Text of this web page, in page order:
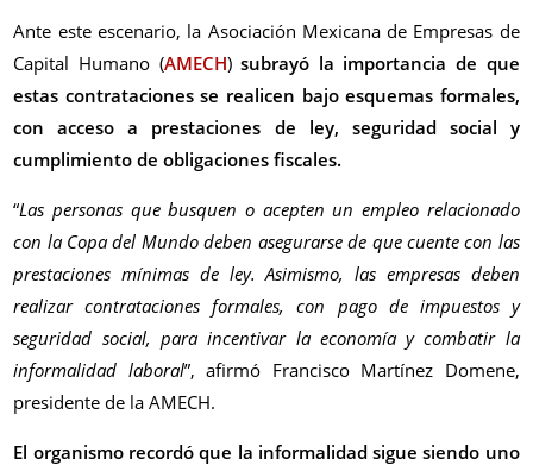
Ante este escenario, la Asociación Mexicana de Empresas de
Capital Humano (AMECH)subrayó la importancia de que
estas contrataciones se realicen bajo esquemas formales,
con acceso a prestaciones de ley, seguridad social y
cumplimiento de obligaciones fiscales.
“Las personas que busquen o acepten un empleo relacionado
con la Copa del Mundo deben asegurarse de que cuente con las
prestaciones mínimas de ley. Asimismo, las empresas deben
realizar contrataciones formales, con pago de impuestos y
seguridad social, para incentivar la economía y combatir la
informalidad laboral”, afirmó Francisco Martínez Domene,
presidente de la AMECH.
El organismo recordó que la informalidad sigue siendo uno